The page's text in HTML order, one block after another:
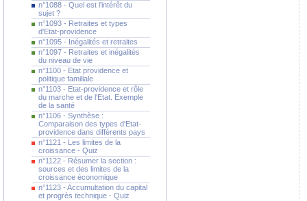
n°1088 - Quel est l'intérêt du
sujet ?
n°1093 - Retraites et types
d'Etat-providence
n°1095 - Inégalités et retraites
n°1097 - Retraites et inégalités
du niveau de vie
n°1100 - Etat providence et
politique familiale
n°1103 - Etat-providence et rôle
du marche et de l'Etat. Exemple
de la santé
n°1106 - Synthèse :
Comparaison des types d'Etat-
providence dans différents pays
n°1121 - Les limites de la
croissance - Quiz
n°1122 - Résumer la section :
sources et des limites de la
croissance économique
n°1123 - Accumultation du capital
et progrès technique - Quiz